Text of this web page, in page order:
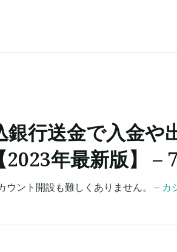
銀行送金で入金
年最新版】 –
ウント開設も難しくありません。 – カ